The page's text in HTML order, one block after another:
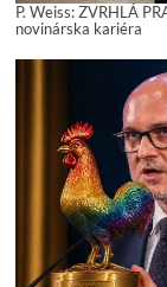
P. Weiss: ZVRHLÁ
novinárska kariéra